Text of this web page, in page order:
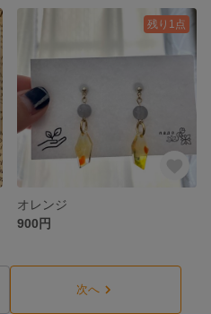
残り1点
オレンジ
900円
次へ